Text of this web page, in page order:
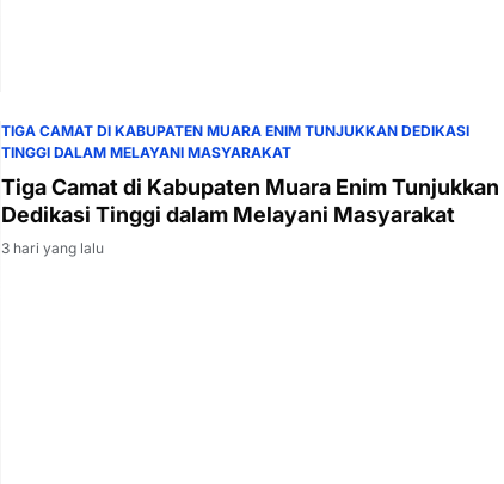
TIGA CAMAT DI KABUPATEN MUARA ENIM TUNJUKKAN DEDIKASI
TINGGI DALAM MELAYANI MASYARAKAT
Tiga Camat di Kabupaten Muara Enim Tunjukkan
Dedikasi Tinggi dalam Melayani Masyarakat
3 hari yang lalu